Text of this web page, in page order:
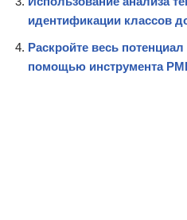
идентификации классов
Раскройте весь
помощью инструмента